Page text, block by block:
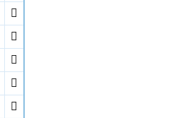




